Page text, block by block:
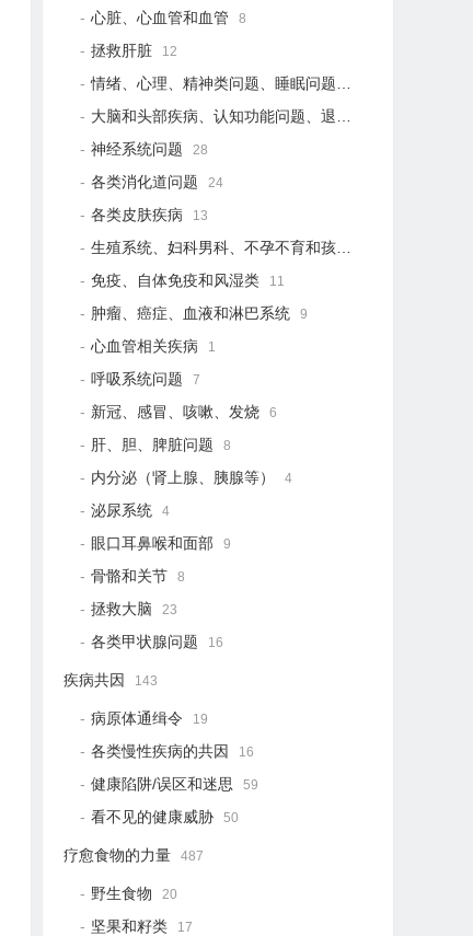
心脏、心血管和血管 8
拯救肝脏 12
情绪、心理、精神类问题、睡眠问题 18
大脑和头部疾病、认知功能问题、退行性疾病
神经系统问题 28
各类消化道问题 24
各类皮肤疾病 13
生殖系统、妇科男科、不孕不育和孩子健康
免疫、自体免疫和风湿类 11
肿瘤、癌症、血液和淋巴系统 9
心血管相关疾病 1
呼吸系统问题 7
新冠、感冒、咳嗽、发烧 6
肝、胆、脾脏问题 8
内分泌（肾上腺、胰腺等） 4
泌尿系统 4
眼口耳鼻喉和面部 9
骨骼和关节 8
拯救大脑 23
各类甲状腺问题 16
疾病共因 143
病原体通缉令 19
各类慢性疾病的共因 16
健康陷阱/误区和迷思 59
看不见的健康威胁 50
疗愈食物的力量 487
野生食物 20
坚果和籽类 17